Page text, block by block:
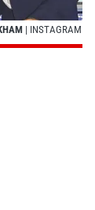
| INSTAGRAM